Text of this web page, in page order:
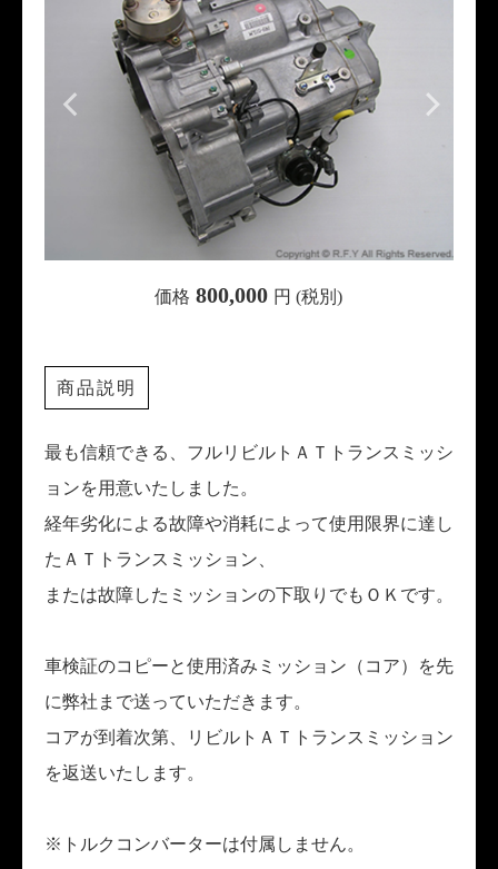
価格 800,000 円 (税別)
商品説明
最も信頼できる、フルリビルトＡＴトランスミッシ
ョンを用意いたしました。
経年劣化による故障や消耗によって使用限界に達し
たＡＴトランスミッション、
または故障したミッションの下取りでもＯＫです。
車検証のコピーと使用済みミッション（コア）を先
に弊社まで送っていただきます。
コアが到着次第、リビルトＡＴトランスミッション
を返送いたします。
※トルクコンバーターは付属しません。